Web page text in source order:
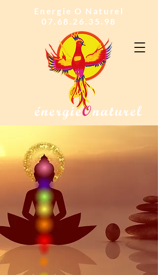
Energie O Naturel
07.68.26.35.98